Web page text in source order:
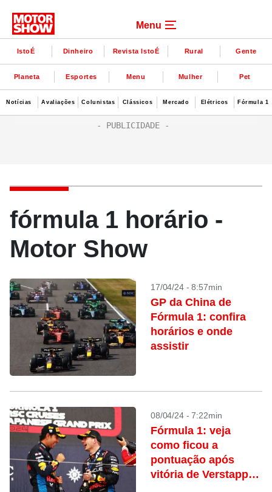
Menu
IstoÉ Dinheiro Revista IstoÉ Rural Gente
Planeta Esportes Menu Mulher Pet
Notícias Avaliações Colunistas Clássicos Mercado Elétricos Fórmula 1
fórmula 1 horário -
Motor Show
17/04/24 - 8:57min
GP da China de
Fórmula 1: confira
horários e onde
assistir
08/04/24 - 7:22min
Fórmula 1: veja
como ficou a
pontuação após
vitória de Verstappen